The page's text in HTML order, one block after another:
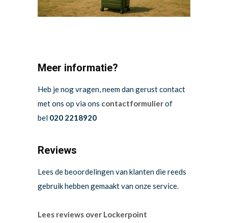
Meer informatie?
Heb je nog vragen, neem dan gerust contact
met ons op via ons contactformulierof
bel 020 2218920
Reviews
Lees de beoordelingen van klanten die reeds
gebruik hebben gemaakt van onze service.
Lees reviews over Lockerpoint